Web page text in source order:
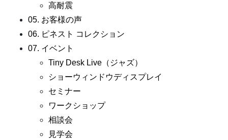
高耐震
05. お客様の声
06. ピネスト コレクション
07. イベント
Tiny Desk Live（ジャズ）
ショーウィンドウディスプレイ
セミナー
ワークショップ
相談会
見学会